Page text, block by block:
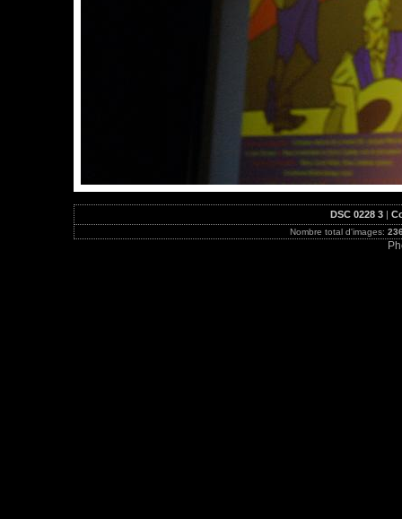
DSC 0228 3|
Nombre total d'images: